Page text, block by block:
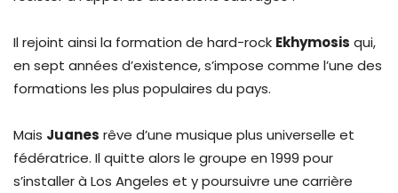
Il rejoint ainsi la formation de hard-rock Ekhymosis qui,
en sept années d’existence, s’impose comme l’une des
formations les plus populaires du pays.
Mais Juanes rêve d’une musique plus universelle et
fédératrice. Il quitte alors le groupe en 1999 pour
s’installer à Los Angeles et y poursuivre une carrière